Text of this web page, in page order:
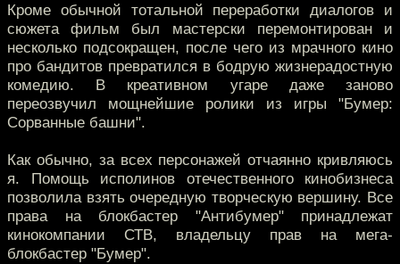
Кроме обычной тотальной переработки диалогов и
сюжета фильм был мастерски перемонтирован и
несколько подсокращен, после чего из мрачного кино
про бандитов превратился в бодрую жизнерадостную
комедию. В креативном угаре даже заново
переозвучил мощнейшие ролики из игры "Бумер:
Сорванные башни".
Как обычно, за всех персонажей отчаянно кривляюсь
я. Помощь исполинов отечественного кинобизнеса
позволила взять очередную творческую вершину. Все
права на блокбастер "Антибумер" принадлежат
кинокомпании СТВ, владельцу прав на мега-
блокбастер "Бумер".